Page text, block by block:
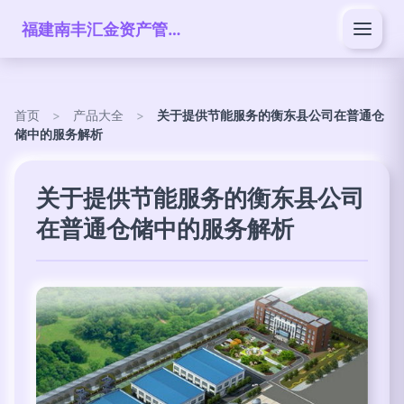
福建南丰汇金资产管理有限公司
首页 > 产品大全 >
关于提供节能服务的衡东县公司在普通仓
储中的服务解析
关于提供节能服务的衡东县公司
在普通仓储中的服务解析